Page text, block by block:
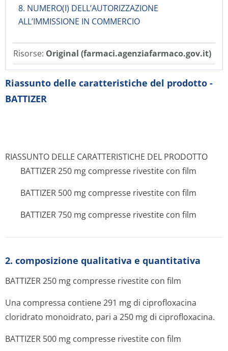
8. NUMERO(I) DELL’AUTORIZZAZIONE
ALL’IMMISSIONE IN COMMERCIO
Risorse: Original (farmaci.agenziafarmaco.gov.it)
Riassunto delle caratteristiche del prodotto -
BATTIZER
RIASSUNTO DELLE CARATTERISTICHE DEL PRODOTTO
BATTIZER 250 mg compresse rivestite con film
BATTIZER 500 mg compresse rivestite con film
BATTIZER 750 mg compresse rivestite con film
2. composizione qualitativa e quantitativa
BATTIZER 250 mg compresse rivestite con film
Una compressa contiene 291 mg di ciprofloxacina
cloridrato monoidrato, pari a 250 mg di ciprofloxacina.
BATTIZER 500 mg compresse rivestite con film